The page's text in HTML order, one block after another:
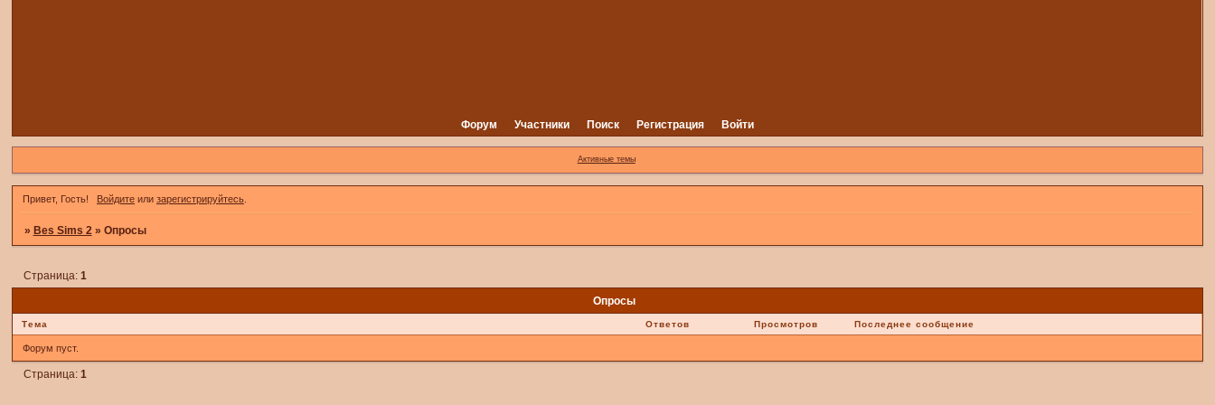
Форум Участники Поиск Регистрация Войти
Активные темы
Привет, Гость! Войдитеили зарегистрируйтесь.
» Bes Sims 2 » Опросы
Опросы
Страница: 1
Тема Ответов Просмотров Последнее сообщение
Форум пуст.
Страница: 1